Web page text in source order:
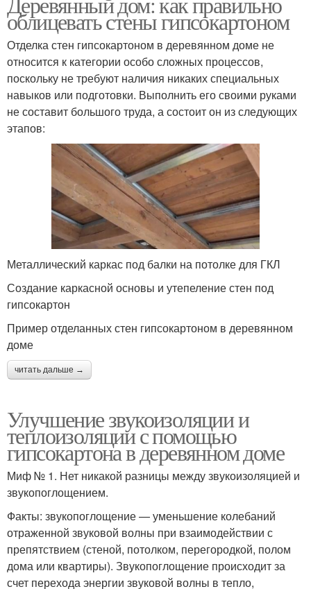
облицевать стены гипсокартоном
Отделка стен гипсокартоном в деревянном доме не
относится к категории особо сложных процессов,
поскольку не требуют наличия никаких специальных
навыков или подготовки. Выполнить его своими руками
не составит большого труда, а состоит он из следующих
этапов:
Металлический каркас под балки на потолке для ГКЛ
Создание каркасной основы и утепеление стен под
гипсокартон
Пример отделанных стен гипсокартоном в деревянном
доме
читать дальше →
Улучшение звукоизоляции и
теплоизоляции с помощью
гипсокартона в деревянном доме
Миф № 1. Нет никакой разницы между звукоизоляцией и
звукопоглощением.
Факты: звукопоглощение — уменьшение колебаний
отраженной звуковой волны при взаимодействии с
препятствием (стеной, потолком, перегородкой, полом
дома или квартиры). Звукопоглощение происходит за
счет перехода энергии звуковой волны в тепло,